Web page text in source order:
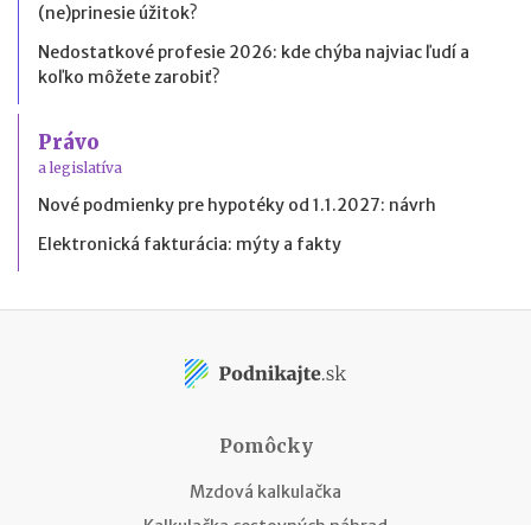
(ne)prinesie úžitok?
Nedostatkové profesie 2026: kde chýba najviac ľudí a
koľko môžete zarobiť?
Právo
a legislatíva
Nové podmienky pre hypotéky od 1.1.2027: návrh
Elektronická fakturácia: mýty a fakty
Pomôcky
Mzdová kalkulačka